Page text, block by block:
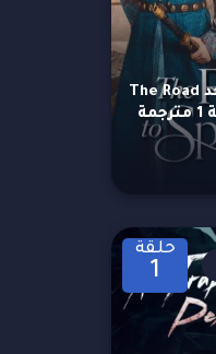
مسلسل طريق المجد The Road
حلقة
1